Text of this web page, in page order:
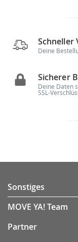
Schneller
Deine
Sicherer
Deine Daten
SSL-
Sonstiges
MOVE YA! Team
Partner